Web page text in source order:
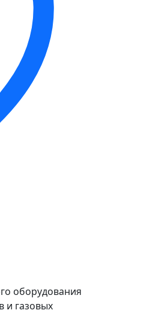
оборудования
и газовых